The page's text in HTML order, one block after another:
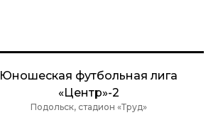
Юношеская футбольная лига
«Центр»-2
Подольск, стадион «Труд»